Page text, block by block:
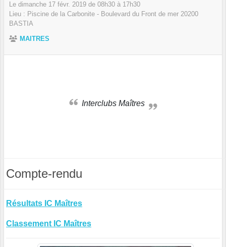
Le dimanche 17 févr. 2019 de 08h30 à 17h30
Lieu : Piscine de la Carbonite - Boulevard du Front de mer 20200
BASTIA
MAITRES
Interclubs Maîtres
Compte-rendu
Résultats IC Maîtres
Classement IC Maîtres